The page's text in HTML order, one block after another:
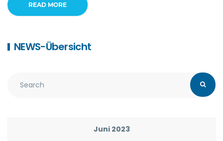
READ MORE
NEWS-Übersicht
Juni 2023